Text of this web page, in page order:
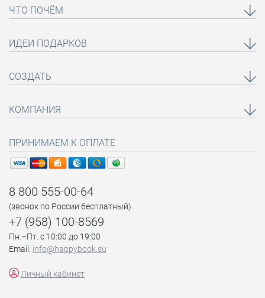
ЧТО ПОЧЁМ
ИДЕИ ПОДАРКОВ
СОЗДАТЬ
КОМПАНИЯ
ПРИНИМАЕМ К ОПЛАТЕ
8 800 555-00-64
(звонок по России бесплатный)
+7 (958) 100-8569
Пн.–Пт. с 10:00 до 19:00
Email: info@happybook.su
Личный кабинет